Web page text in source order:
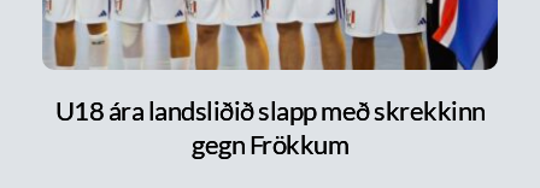
U18 ára landsliðið slapp með skrekkinn
gegn Frökkum